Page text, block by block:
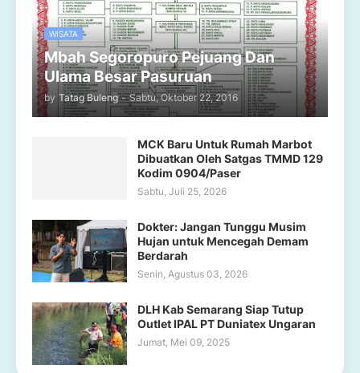
WISATA
Mbah Segoropuro Pejuang Dan
Ulama Besar Pasuruan
by Tatag Buleng - Sabtu, Oktober 22, 2016
MCK Baru Untuk Rumah Marbot
Dibuatkan Oleh Satgas TMMD 129
Kodim 0904/Paser
Sabtu, Juli 25, 2026
Dokter: Jangan Tunggu Musim
Hujan untuk Mencegah Demam
Berdarah
Senin, Agustus 03, 2026
DLH Kab Semarang Siap Tutup
Outlet IPAL PT Duniatex Ungaran
Jumat, Mei 09, 2025